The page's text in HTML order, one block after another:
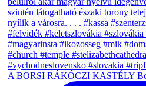
A BORSI RÁKÓCZI KASTÉLY